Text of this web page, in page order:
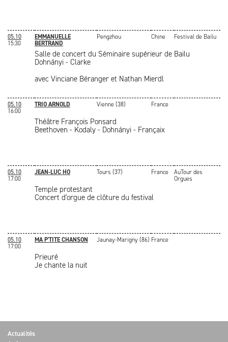
05.10
15:30
EMMANUELLE
BERTRAND
Pengzhou Chine Festival de Bailu
Salle de concert du Séminaire supérieur de Bailu
Dohnányi - Clarke
avec Vinciane Béranger et Nathan Mierdl
05.10
16:00
TRIO ARNOLD Vienne (38) France
Théâtre François Ponsard
Beethoven - Kodaly - Dohnányi - Françaix
05.10
17:00
JEAN-LUC HO Tours (37) France
AuTour des
Orgues
Temple protestant
Concert d'orgue de clôture du festival
05.10
17:00
MA P'TITE CHANSON Jaunay-Marigny (86) France
Prieuré
Je chante la nuit
Actualités